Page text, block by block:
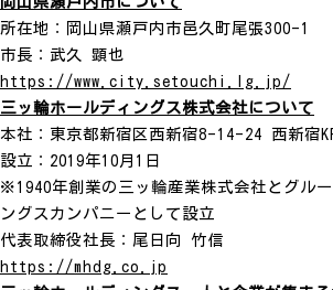
所在地：岡山県瀬戸内市邑久町尾張300-1
市長：武久 顕也
https://www.city.setouchi.lg.jp/
三ッ輪ホールディングス株式会社について
本社：東京都新宿区西新宿8-14-24 西新宿
設立：2019年10月1日
※1940年創業の三ッ輪産業株式会社とグル
ングスカンパニーとして設立
代表取締役社長：尾日向 竹信
https://mhdg.co.jp